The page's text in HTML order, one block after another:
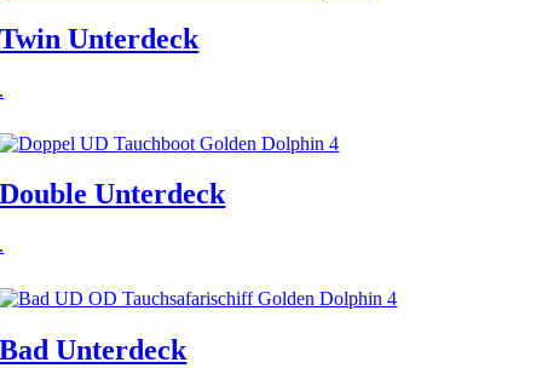
Twin Unterdeck
.
Double Unterdeck
.
Bad Unterdeck